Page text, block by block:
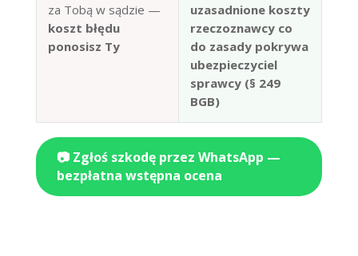
za Tobą w sądzie —
koszt błędu
ponosisz Ty
uzasadnione koszty
rzeczoznawcy co
do zasady pokrywa
ubezpieczyciel
sprawcy (§ 249
BGB)
📷 Zgłoś szkodę przez WhatsApp —
bezpłatna wstępna ocena